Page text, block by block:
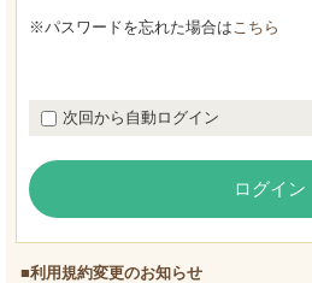
※パスワードを忘れた場合はこちら
次回から自動ログイン
ログイン
■利用規約変更のお知らせ